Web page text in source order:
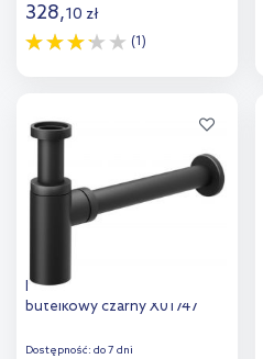
328,10 zł
(1)
Dodaj do
Ravak syfon do umywalki
butelkowy czarny X01747
Dostępność: do 7 dni